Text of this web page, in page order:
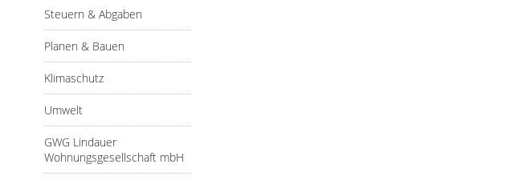
Steuern & Abgaben
Planen & Bauen
Klimaschutz
Umwelt
GWG Lindauer
Wohnungsgesellschaft mbH